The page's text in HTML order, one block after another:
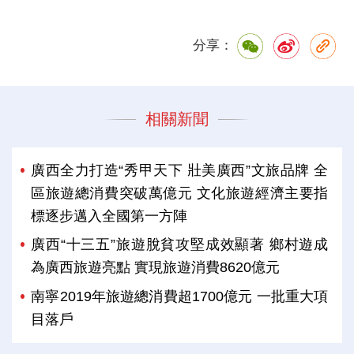
分享：
相關新聞
廣西全力打造“秀甲天下 壯美廣西”文旅品牌 全
區旅遊總消費突破萬億元 文化旅遊經濟主要指
標逐步邁入全國第一方陣
廣西“十三五”旅遊脫貧攻堅成效顯著 鄉村遊成
為廣西旅遊亮點 實現旅遊消費8620億元
南寧2019年旅遊總消費超1700億元 一批重大項
目落戶